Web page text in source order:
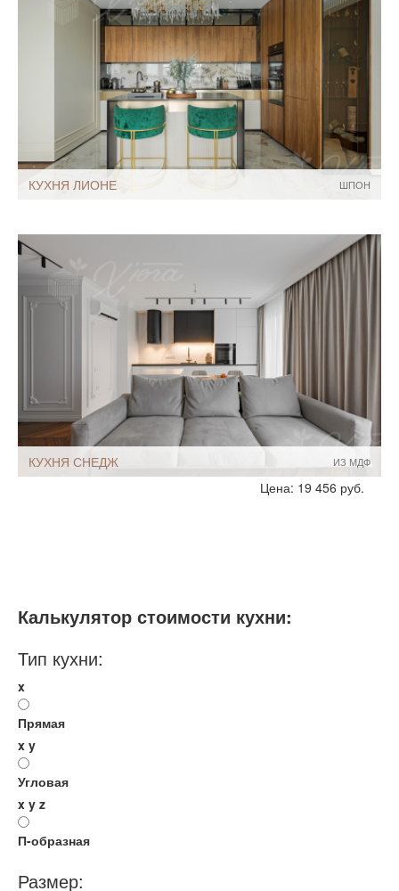
ШПОН
КУХНЯ ЛИОНЕ
Мебель - тип:
С островом
ИЗ МДФ
КУХНЯ СНЕДЖ
Цена: 19 456 руб.
Калькулятор стоимости кухни:
Тип кухни:
x
Прямая
x y
Угловая
x y z
П-образная
Размер: